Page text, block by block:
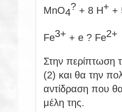
MnO4
? + 8 H+ +
Fe3+ + e ? Fe2+
Στην περίπτωση
(2) και θα την
αντίδραση που
μέλη της.